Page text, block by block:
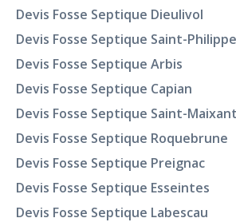
Devis Fosse Septique Dieulivol
Devis Fosse Septique Saint-
Devis Fosse Septique Arbis
Devis Fosse Septique Capian
Devis Fosse Septique Saint-Maixant
Devis Fosse Septique Roquebrune
Devis Fosse Septique Preignac
Devis Fosse Septique Esseintes
Devis Fosse Septique Labescau